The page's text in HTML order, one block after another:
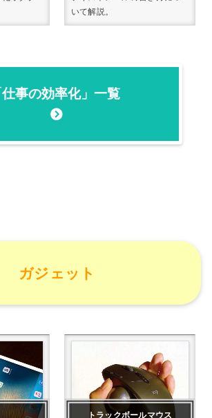
いて解説。
仕事の効率化」一覧
ガジェット
トラックボールマウス